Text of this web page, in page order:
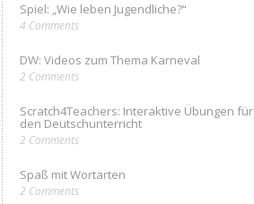
Spiel: „Wie leben Jugendliche?“
4 Comments
DW: Videos zum Thema Karneval
2 Comments
Scratch4Teachers: Interaktive Übungen für
den Deutschunterricht
2 Comments
Spaß mit Wortarten
2 Comments